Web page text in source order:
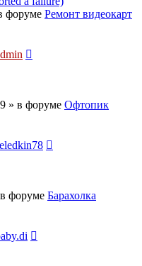
форуме Ремонт видеокарт
» в форуме Офтопик
форуме Барахолка